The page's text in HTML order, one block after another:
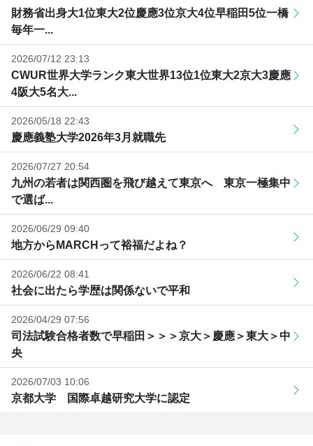
財務省出身大1位東大2位慶應3位京大4位早稲田5位一橋
毎年一...
2026/07/12 23:13
CWUR世界大学ランク東大世界13位1位東大2京大3慶應
4阪大5名大...
2026/05/18 22:43
慶應義塾大学2026年3月就職先
2026/07/27 20:54
九州の若者は関西圏を飛び越えて東京へ 東京一極集中
で選ば...
2026/06/29 09:40
地方からMARCHって裕福だよね？
2026/06/22 08:41
社会に出たら学歴は関係ないで平和
2026/04/29 07:56
司法試験合格者数で早稲田＞＞＞京大＞慶應＞東大＞中
央
2026/07/03 10:06
京都大学 国際卓越研究大学に認定